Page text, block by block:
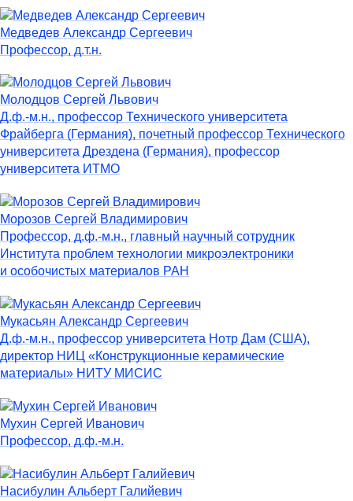
Медведев Александр Сергеевич
Профессор, д.т.н.
Молодцов Сергей Львович
Д.ф.-м.н., профессор Технического университета
Фрайберга (Германия), почетный профессор Технического
университета Дрездена (Германия), профессор
университета ИТМО
Морозов Сергей Владимирович
Профессор, д.ф.-м.н., главный научный сотрудник
Института проблем технологии микроэлектроники
и особочистых материалов РАН
Мукасьян Александр Сергеевич
Д.ф.-м.н., профессор университета Нотр Дам (США),
директор НИЦ «Конструкционные керамические
материалы» НИТУ МИСИС
Мухин Сергей Иванович
Профессор, д.ф.-м.н.
Насибулин Альберт Галийевич